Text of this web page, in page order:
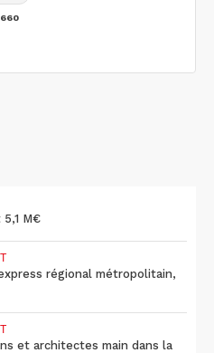
660
M€
régional métropolitain,
et architectes main dans la